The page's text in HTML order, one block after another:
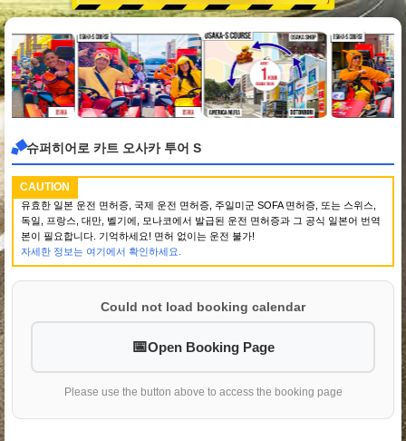
슈퍼히어로 카트 오사카 투어 S
CAUTION
유효한 일본 운전 면허증, 국제 운전 면허증, 주일미군 SOFA 면허증, 또는 스위스,
독일, 프랑스, 대만, 벨기에, 모나코에서 발급된 운전 면허증과 그 공식 일본어 번역
본이 필요합니다. 기억하세요! 면허 없이는 운전 불가!
자세한 정보는 여기에서 확인하세요.
Could not load booking calendar
Open Booking Page
Please use the button above to access the booking page